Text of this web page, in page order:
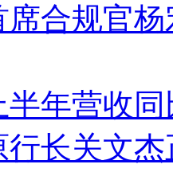
合规官
年营收
长关文